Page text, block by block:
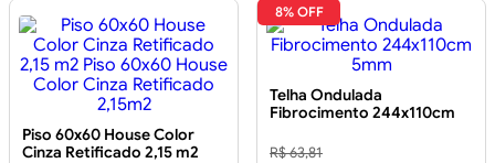
Piso 60x60 House Color
Cinza Retificado 2,15 m2
8% OFF
Telha Ondulada
Fibrocimento 244x110cm
R$ 63,81